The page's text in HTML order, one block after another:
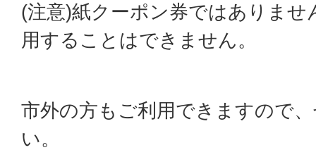
(注意)紙クーポン券ではありませ
用することはできません。
市外の方もご利用できますので
い。